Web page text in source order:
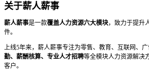
关于薪人薪事
薪人薪事是一款覆盖人力资源六大模块，致力于提升
件。
上线5年来，薪人薪事专注为零售、教育、互联网、
勤、薪酬核算、专业人才招聘等全模块人力资源解决
客户。